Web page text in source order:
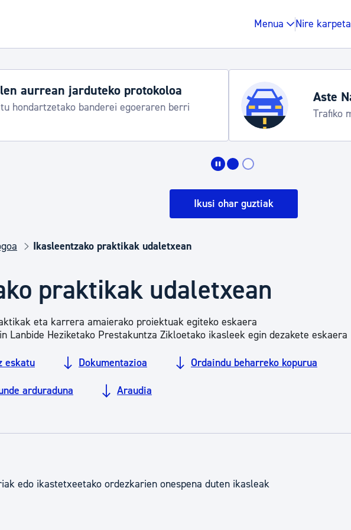
Menua Nire karpeta
Gune publikoa,
Berdintasuna, Giza
aurrean jarduteko protokoloa
hondartzetako banderei egoeraren berri
Aste
Trafiko
Ikusi ohar guztiak
Ikasleentzako praktikak udaletxean
praktikak udaletxean
eta karrera amaierako proiektuak egiteko eskaera
Lanbide Heziketako Prestakuntza Zikloetako ikasleek egin dezakete eskaera
eskatu Dokumentazioa Ordaindu beharreko kopurua
arduraduna Araudia
edo ikastetxeetako ordezkarien onespena duten ikasleak